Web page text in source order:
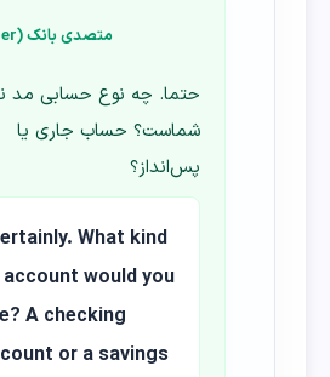
متصدی بانک (Teller)
حتما. چه نوع حسابی مد
شماست؟ حساب جاری یا
پس‌انداز؟
What kind
would you
A checking
or a savings